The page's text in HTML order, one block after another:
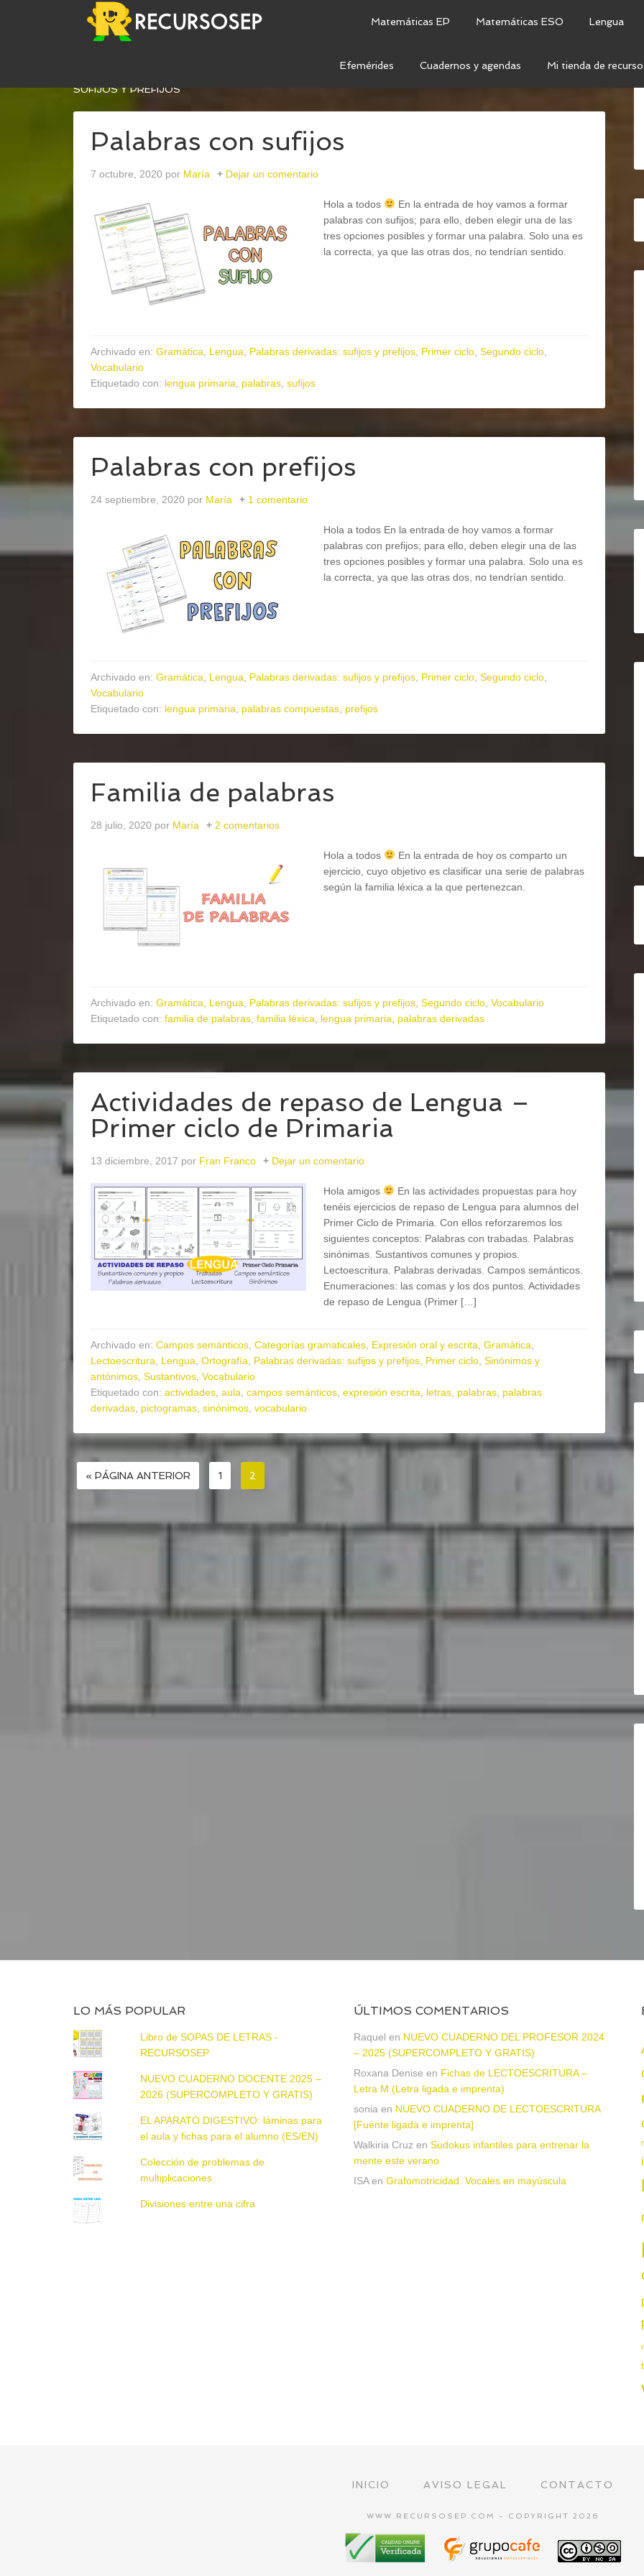
Matemáticas EP Matemáticas ESO Lengua
Efemérides Cuadernos y agendas Mi tienda de
PALABRAS DERIVADAS:
SUFIJOS Y PREFIJOS
Palabras con sufijos
7 octubre, 2020 por María Dejar un comentario
Hola a todos
En la entrada de hoy vamos a formar
palabras con sufijos; para ello, deben elegir una de las
tres opciones posibles y formar una palabra. Solo una es
la correcta, ya que las otras dos, no tendrían sentido.
Archivado en: Gramática Lengua Palabras derivadas: sufijos y prefijos Primer ciclo Segundo ciclo
Vocabulario
Etiquetado con: lengua primaria palabras sufijos
Palabras con prefijos
24 septiembre, 2020 por María 1 comentario
Hola a todos En la entrada de hoy vamos a formar
palabras con prefijos; para ello, deben elegir una de las
tres opciones posibles y formar una palabra. Solo una es
la correcta, ya que las otras dos, no tendrían sentido.
Archivado en: Gramática Lengua Palabras derivadas: sufijos y prefijos Primer ciclo Segundo ciclo
Vocabulario
Etiquetado con: lengua primaria palabras compuestas prefijos
Familia de palabras
28 julio, 2020 por María 2 comentarios
Hola a todos
En la entrada de hoy os comparto un
ejercicio, cuyo objetivo es clasificar una serie de palabras
según la familia léxica a la que pertenezcan.
Archivado en: Gramática Lengua Palabras derivadas: sufijos y prefijos Segundo ciclo Vocabulario
Etiquetado con: familia de palabras familia léxica lengua primaria palabras derivadas
Actividades de repaso de Lengua –
Primer ciclo de Primaria
13 diciembre, 2017 por Fran Franco Dejar un comentario
Hola amigos
En las actividades propuestas para hoy
tenéis ejercicios de repaso de Lengua para alumnos del
Primer Ciclo de Primaria. Con ellos reforzaremos los
siguientes conceptos: Palabras con trabadas. Palabras
sinónimas. Sustantivos comunes y propios.
Lectoescritura. Palabras derivadas. Campos semánticos.
Enumeraciones: las comas y los dos puntos. Actividades
de repaso de Lengua (Primer […]
Archivado en: Campos semánticos Categorías gramaticales Expresión oral y escrita Gramática
Lectoescritura
Lengua Ortografía Palabras derivadas: sufijos y prefijos Primer ciclo Sinónimos y
antónimos Sustantivos Vocabulario
Etiquetado con: actividades aula campos semánticos expresión escrita letras palabras palabras
derivadas pictogramas sinónimos vocabulario
« PÁGINA ANTERIOR 1 2
LO MÁS POPULAR
Libro de SOPAS DE LETRAS -
RECURSOSEP
NUEVO CUADERNO DOCENTE 2025 –
2026 (SUPERCOMPLETO Y GRATIS)
EL APARATO DIGESTIVO: láminas para
el aula y fichas para el alumno (ES/EN)
Colección de problemas de
multiplicaciones
Divisiones entre una cifra
ÚLTIMOS COMENTARIOS
Raquel en NUEVO CUADERNO DEL PROFESOR 2024
– 2025 (SUPERCOMPLETO Y GRATIS)
Roxana Denise en Fichas de LECTOESCRITURA –
Letra M (Letra ligada e imprenta)
sonia en NUEVO CUADERNO DE LECTOESCRITURA
[Fuente ligada e imprenta]
Walkiria Cruz en Sudokus infantiles para entrenar la
mente este verano
ISAen Grafomotricidad. Vocales en mayúscula
INICIO AVISO LEGAL CONTACTO
WWW.RECURSOSEP.COM - COPYRIGHT 2026